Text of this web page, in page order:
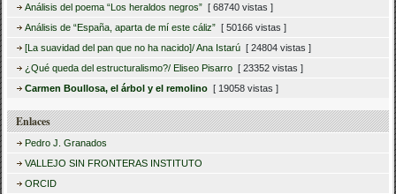
Análisis del poema “Los heraldos negros” [ 68740 vistas ]
Análisis de “España, aparta de mí este cáliz” [ 50166 vistas ]
[La suavidad del pan que no ha nacido]/ Ana Istarú [ 24804 vistas ]
¿Qué queda del estructuralismo?/ Eliseo Pisarro [ 23352 vistas ]
Carmen Boullosa, el árbol y el remolino [ 19058 vistas ]
Enlaces
Pedro J. Granados
VALLEJO SIN FRONTERAS INSTITUTO
ORCID